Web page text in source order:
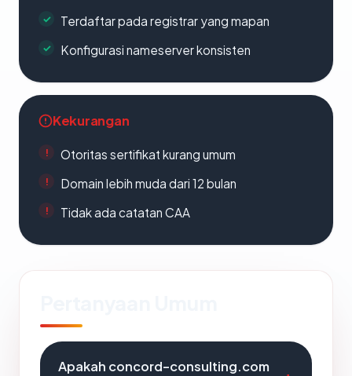
Terdaftar pada registrar yang mapan
Konfigurasi nameserver konsisten
Kekurangan
Otoritas sertifikat kurang umum
Domain lebih muda dari 12 bulan
Tidak ada catatan CAA
Apakah concord-consulting.com